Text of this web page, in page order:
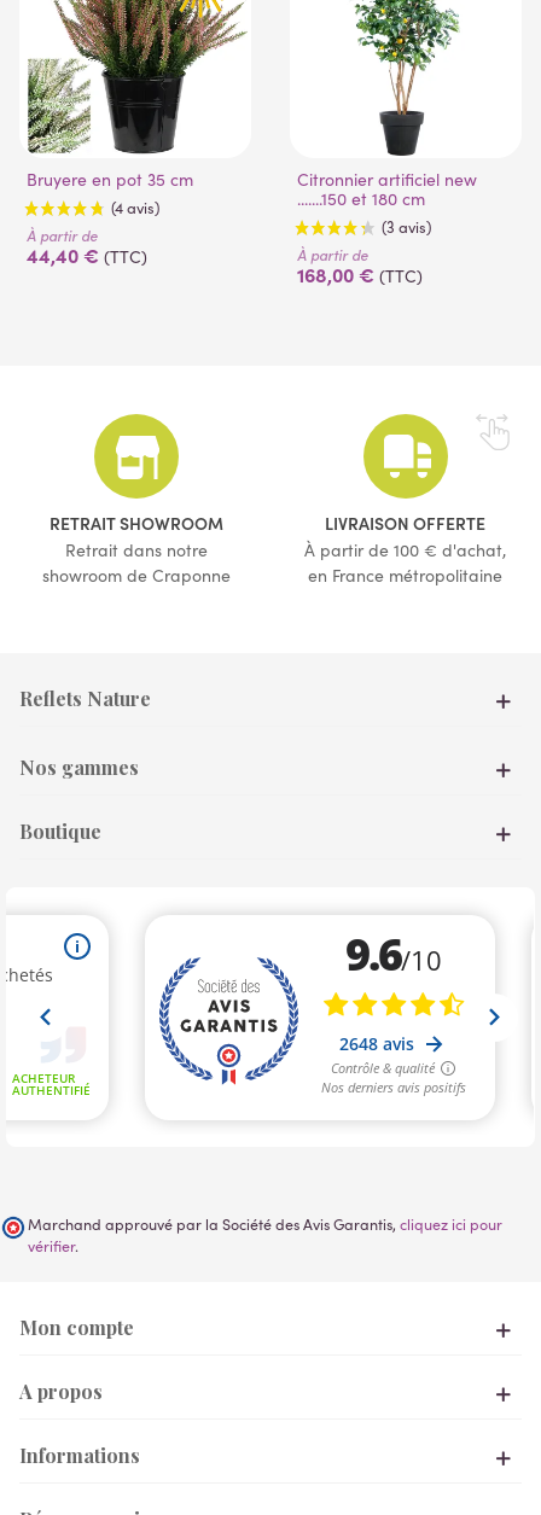
Bruyere en pot 35 cm
(4 avis)
À partir de
44,40 € (TTC)
Citronnier artificiel new
.......150 et 180 cm
À partir de
168,00 € (TTC)
RETRAIT SHOWROOM
Retrait dans notre
showroom de Craponne
LIVRAISON OFFERTE
À partir de 100 € d'achat,
en France métropolitaine
Reflets Nature
Nos gammes
Boutique
Marchand approuvé par la Société des Avis Garantis, cliquez ici pour
vérifier.
Mon compte
A propos
Informations